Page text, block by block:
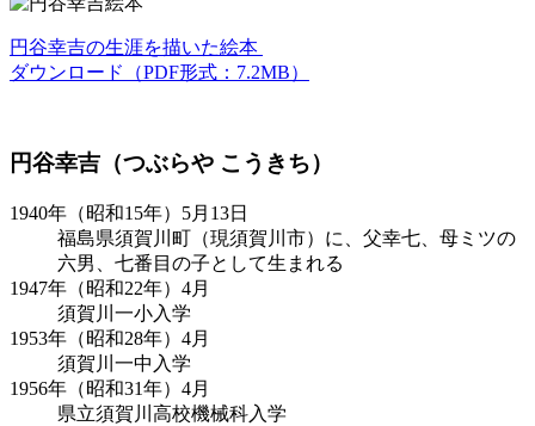
円谷幸吉の生涯を描いた絵本
ダウンロード（PDF形式：7.2MB）
円谷幸吉（つぶらや こうきち）
1940年（昭和15年）5月13日
福島県須賀川町（現須賀川市）に、父幸七、母ミツの
六男、七番目の子として生まれる
1947年（昭和22年）4月
須賀川一小入学
1953年（昭和28年）4月
須賀川一中入学
1956年（昭和31年）4月
県立須賀川高校機械科入学